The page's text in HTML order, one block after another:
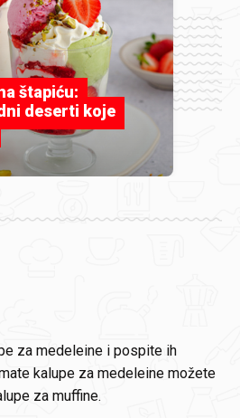
štapiću:
deserti koje
za medeleine i pospite ih
kalupe za medeleine možete
za muffine.